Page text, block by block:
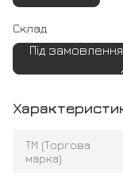
Склад
Під
ТМ (Торгова
марка)